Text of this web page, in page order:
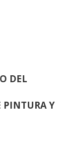
DEL
PINTURA Y